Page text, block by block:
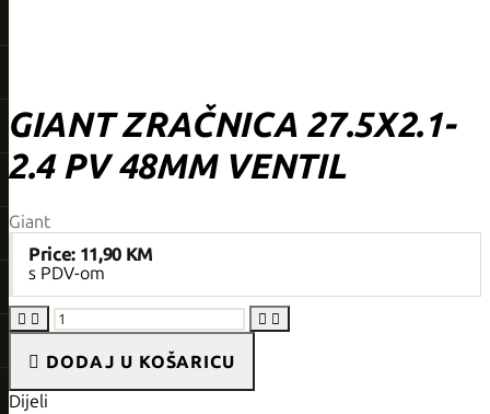
GIANT ZRAČNICA 27.5X2.1-
2.4 PV 48MM VENTIL
Giant
Price: 11,90 KM
s PDV-om
   
 DODAJ U KOŠARICU
Dijeli